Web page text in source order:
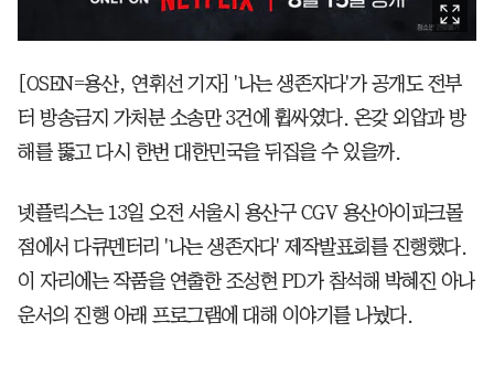
[OSEN=용산, 연휘선 기자] '나는 생존자다'가 공개도 전부
터 방송금지 가처분 소송만 3건에 휩싸였다. 온갖 외압과 방
해를 뚫고 다시 한번 대한민국을 뒤집을 수 있을까.
넷플릭스는 13일 오전 서울시 용산구 CGV 용산아이파크몰
점에서 다큐멘터리 '나는 생존자다' 제작발표회를 진행했다.
이 자리에는 작품을 연출한 조성현 PD가 참석해 박혜진 아나
운서의 진행 아래 프로그램에 대해 이야기를 나눴다.